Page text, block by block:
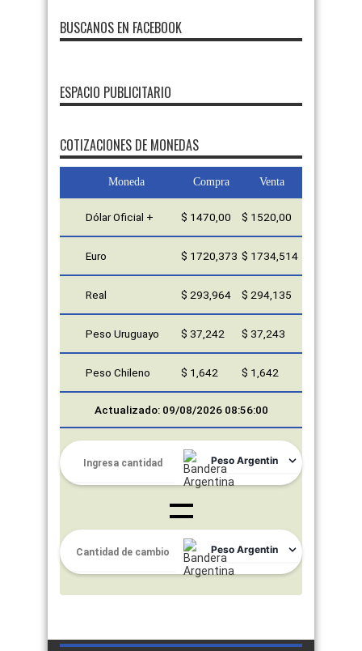
BUSCANOS EN FACEBOOK
ESPACIO PUBLICITARIO
FMDOS
COTIZACIONES DE MONEDAS
Moneda Compra Venta
Dólar Oficial + $ 1470,00 $ 1520,00
Euro $ 1720,373 $ 1734,514
Real $ 293,964 $ 294,135
Peso Uruguayo $ 37,242 $ 37,243
Peso Chileno $ 1,642 $ 1,642
Actualizado: 09/08/2026 08:56:00